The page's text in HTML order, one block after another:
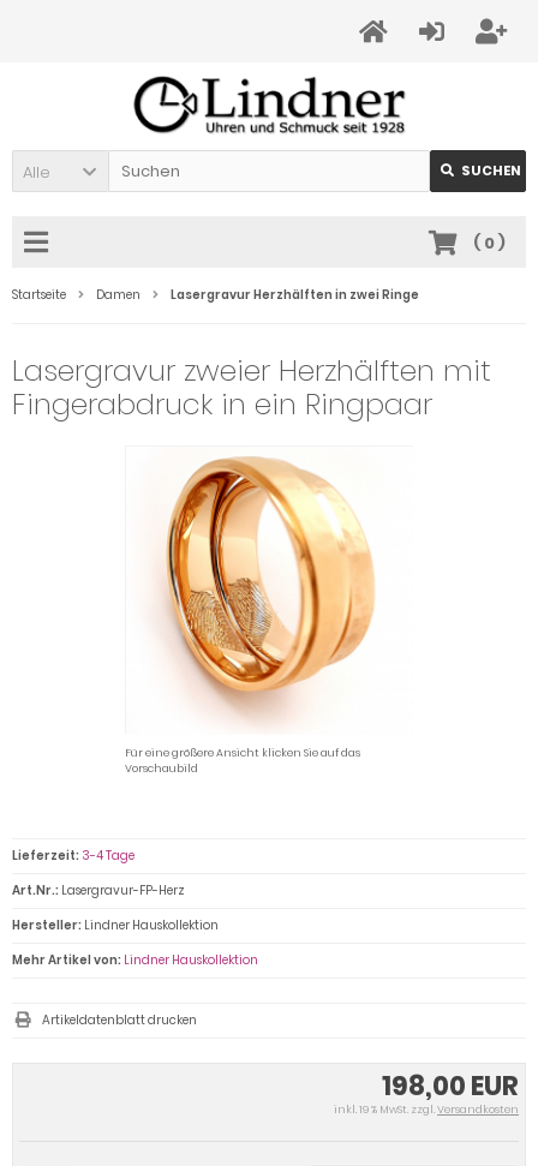
Alle SUCHEN
( 0)
Startseite Damen Lasergravur Herzhälften in zwei Ringe
Lasergravur zweier Herzhälften mit
Fingerabdruck in ein Ringpaar
Für eine größere Ansicht klicken Sie auf das
Vorschaubild
198,00 EUR
inkl. 19 % MwSt. zzgl.Versandkosten
Lieferzeit: 3-4 Tage
Art.Nr.: Lasergravur-FP-Herz
Hersteller: Lindner Hauskollektion
Mehr Artikel von: Lindner Hauskollektion
Artikeldatenblatt drucken